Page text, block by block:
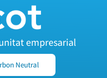
empresarial
Neutral